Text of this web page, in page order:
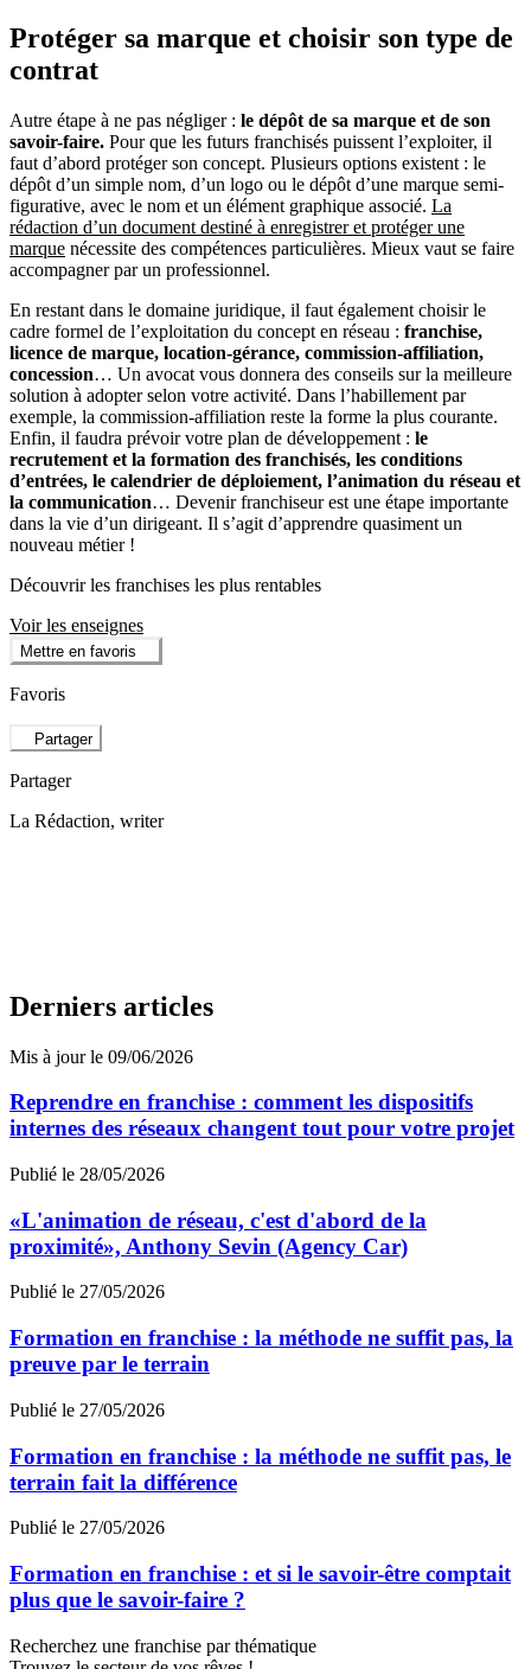
Protéger sa marque et choisir son type de
contrat
Autre étape à ne pas négliger : le dépôt de sa marque et de son
savoir-faire. Pour que les futurs franchisés puissent l’exploiter, il
faut d’abord protéger son concept. Plusieurs options existent : le
dépôt d’un simple nom, d’un logo ou le dépôt d’une marque semi-
figurative, avec le nom et un élément graphique associé. La
rédaction d’un document destiné à enregistrer et protéger une
marque nécessite des compétences particulières. Mieux vaut se faire
accompagner par un professionnel.
En restant dans le domaine juridique, il faut également choisir le
cadre formel de l’exploitation du concept en réseau : franchise,
licence de marque, location-gérance, commission-affiliation,
concession… Un avocat vous donnera des conseils sur la meilleure
solution à adopter selon votre activité. Dans l’habillement par
exemple, la commission-affiliation reste la forme la plus courante.
Enfin, il faudra prévoir votre plan de développement : le
recrutement et la formation des franchisés, les conditions
d’entrées, le calendrier de déploiement, l’animation du réseau et
la communication… Devenir franchiseur est une étape importante
dans la vie d’un dirigeant. Il s’agit d’apprendre quasiment un
nouveau métier !
Découvrir les franchises les plus rentables
Voir les enseignes
Mettre en favoris
Favoris
Partager
Partager
La Rédaction, writer
Derniers articles
Mis à jour le 09/06/2026
Reprendre en franchise : comment les dispositifs
internes des réseaux changent tout pour votre projet
Publié le 28/05/2026
«L'animation de réseau, c'est d'abord de la
proximité», Anthony Sevin (Agency Car)
Publié le 27/05/2026
Formation en franchise : la méthode ne suffit pas, la
preuve par le terrain
Publié le 27/05/2026
Formation en franchise : la méthode ne suffit pas, le
terrain fait la différence
Publié le 27/05/2026
Formation en franchise : et si le savoir-être comptait
plus que le savoir-faire ?
Recherchez une franchise par thématique